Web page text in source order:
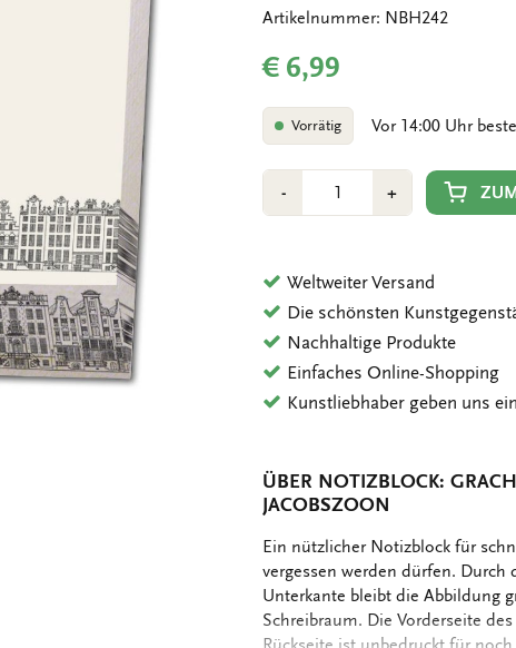
Artikelnummer: NBH242
€ 6,99
Vorrätig Vor 14:00 Uhr
-Min
1
+Plus
1
Weltweiter Versand
Die schönsten
Nachhaltige Produkte
Einfaches Online-Shopping
Kunstliebhaber geben uns
ÜBER NOTIZBLOCK:
JACOBSZOON
OMSCHRIJVING
Ein nützlicher Notizblock für
vergessen werden dürfen. Durch
Unterkante bleibt die Abbildung
Schreibraum. Die Vorderseite